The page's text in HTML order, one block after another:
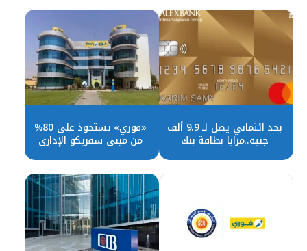
بحد ائتماني يصل لـ 9.9 ألف
جنيه..مزايا بطاقة بنك
«فوري» تستحوذ على 80%
من مبنى سفريكو الإداري